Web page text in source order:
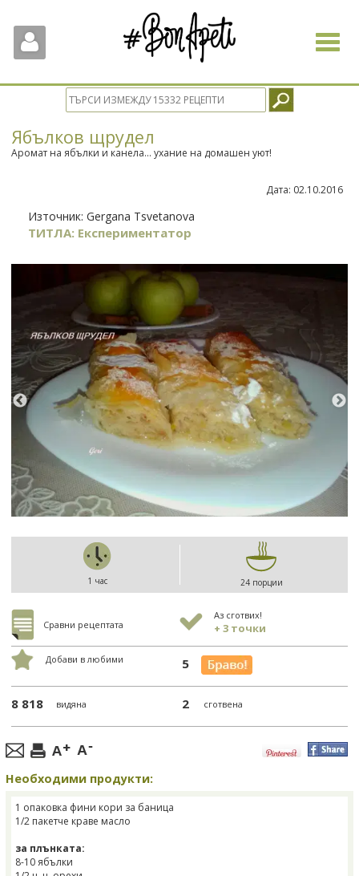
Toggle
Ябълков щрудел
Аромат на ябълки и канела... ухание на домашен уют!
Източник: Gergana Tsvetanova
ТИТЛА: Експериментатор
Дата: 02.10.2016
1 час 24 порции
Сравни рецептата
Аз сготвих!
+ 3 точки
Добави в любими 5
8 818 видяна 2 сготвена
Необходими продукти:
1 опаковка фини кори за баница
1/2 пакетче краве масло
за плънката:
8-10 ябълки